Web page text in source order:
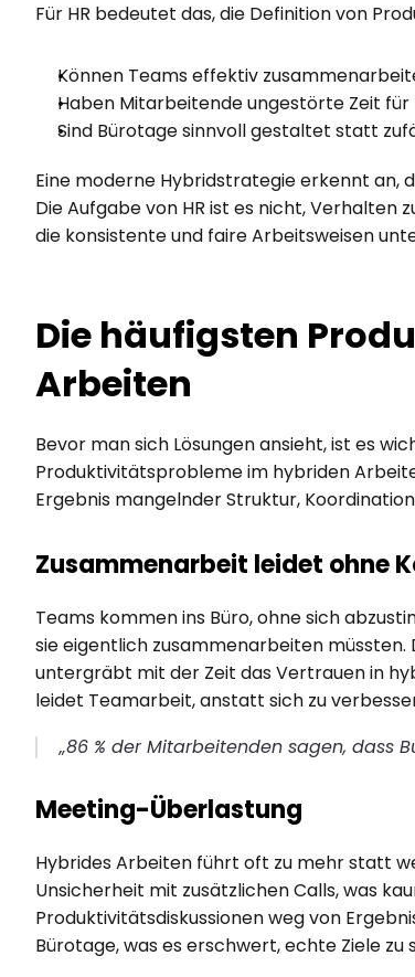
Für HR bedeutet das, die Definition von
Können Teams effektiv
Haben Mitarbeitende ungestörte Zeit
Sind Bürotage sinnvoll gestaltet statt
Eine moderne Hybridstrategie erkennt an,
Die Aufgabe von HR ist es nicht, Verhalten
die konsistente und faire Arbeitsweisen
Die häufigsten
Arbeiten
Bevor man sich Lösungen ansieht, ist es
Produktivitätsprobleme im hybriden
Ergebnis mangelnder Struktur,
Zusammenarbeit leidet ohne
Teams kommen ins Büro, ohne sich
sie eigentlich zusammenarbeiten
untergräbt mit der Zeit das Vertrauen in
leidet Teamarbeit, anstatt sich zu
„86 % der Mitarbeitenden sagen, dass
Meeting-Überlastung
Hybrides Arbeiten führt oft zu mehr statt
Unsicherheit mit zusätzlichen Calls, was
Produktivitätsdiskussionen weg von
Bürotage, was es erschwert, echte Ziele